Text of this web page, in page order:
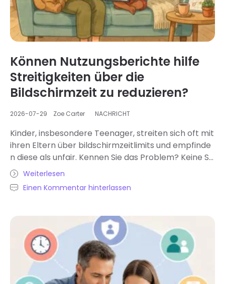
Können Nutzungsberichte hilfe
Streitigkeiten über die
Bildschirmzeit zu reduzieren?
2026-07-29 Zoe Carter NACHRICHT
Kinder, insbesondere Teenager, streiten sich oft mit
ihren Eltern über bildschirmzeitlimits und empfinde
n diese als unfair. Kennen Sie das Problem? Keine So
rge! Mit einer Funktion für Nutzungsberichte können
Sie solche Konflikte hilfe . In diesem Artikel erfahren
Sie, was Nutzungsberichte detail zeigen und wie sie
Grenzen zu setzen. Lesen Sie weiter! Warum gibt es
überhaupt Streit um Bildschirmzeit? Streitigkeiten e
ntstehen oft zwischen Eltern und Teenagern, meist
wenn unterschiedliche Vorstellungen von der Gerät
enutzung vorliegen. Das Pew Research Center hat d
azu eine Studie durchgeführt…
Weiterlesen
Einen Kommentar hinterlassen